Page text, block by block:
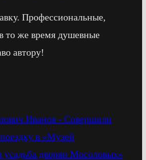
Профессиональные,
то же время душевные
автору!
Иванов - Cовершили
в «Музей
дворян Мосоловых»